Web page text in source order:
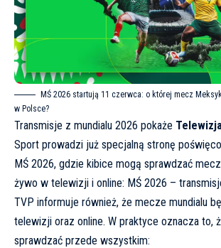
MŚ 2026 startują 11 czerwca: o której mecz
w Polsce?
Transmisje z mundialu 2026 pokaże
Sport prowadzi już specjalną stronę
MŚ 2026, gdzie kibice mogą sprawdzać
żywo w telewizji i online: MŚ 2026 –
TVP informuje również, że mecze mundialu
telewizji oraz online. W praktyce oznacza to,
sprawdzać przede wszystkim: